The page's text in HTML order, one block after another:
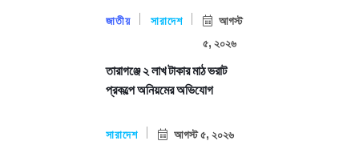
জাতীয় সারাদেশ
আগস্ট
৫, ২০২৬
তারাগঞ্জে ২ লাখ টাকার মাঠ ভরাট
প্রকল্পে অনিয়মের অভিযোগ
সারাদেশ আগস্ট ৫, ২০২৬